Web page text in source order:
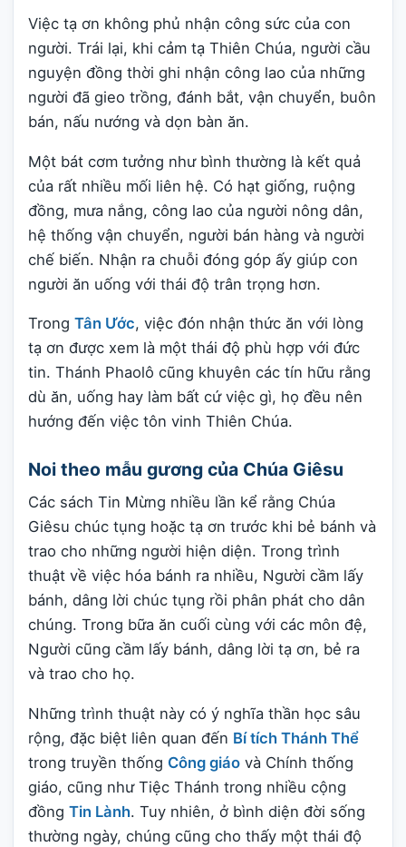
Việc tạ ơn không phủ nhận công sức của con
người. Trái lại, khi cảm tạ Thiên Chúa, người cầu
nguyện đồng thời ghi nhận công lao của những
người đã gieo trồng, đánh bắt, vận chuyển, buôn
bán, nấu nướng và dọn bàn ăn.
Một bát cơm tưởng như bình thường là kết quả
của rất nhiều mối liên hệ. Có hạt giống, ruộng
đồng, mưa nắng, công lao của người nông dân,
hệ thống vận chuyển, người bán hàng và người
chế biến. Nhận ra chuỗi đóng góp ấy giúp con
người ăn uống với thái độ trân trọng hơn.
Trong Tân Ước, việc đón nhận thức ăn với lòng
tạ ơn được xem là một thái độ phù hợp với đức
tin. Thánh Phaolô cũng khuyên các tín hữu rằng
dù ăn, uống hay làm bất cứ việc gì, họ đều nên
hướng đến việc tôn vinh Thiên Chúa.
Noi theo mẫu gương của Chúa Giêsu
Các sách Tin Mừng nhiều lần kể rằng Chúa
Giêsu chúc tụng hoặc tạ ơn trước khi bẻ bánh và
trao cho những người hiện diện. Trong trình
thuật về việc hóa bánh ra nhiều, Người cầm lấy
bánh, dâng lời chúc tụng rồi phân phát cho dân
chúng. Trong bữa ăn cuối cùng với các môn đệ,
Người cũng cầm lấy bánh, dâng lời tạ ơn, bẻ ra
và trao cho họ.
Những trình thuật này có ý nghĩa thần học sâu
rộng, đặc biệt liên quan đến Bí tích Thánh Thể
trong truyền thống Công giáo và Chính thống
giáo, cũng như Tiệc Thánh trong nhiều cộng
đồng Tin Lành. Tuy nhiên, ở bình diện đời sống
thường ngày, chúng cũng cho thấy một thái độ